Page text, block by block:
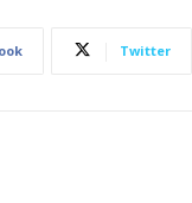
Twitter